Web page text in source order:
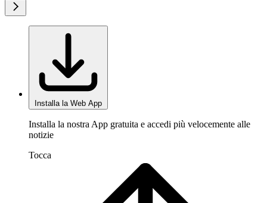
Installa la Web App
Installa la nostra App gratuita e accedi più velocemente alle
notizie
Tocca